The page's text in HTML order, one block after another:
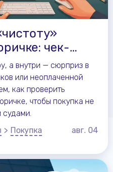
чек-
а внутри — сюрприз в
или неоплаченной
как проверить
чтобы покупка не
> Покупка авг. 04